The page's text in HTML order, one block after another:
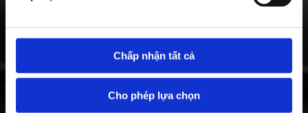
Chấp nhận tất cả
Cho phép lựa chọn